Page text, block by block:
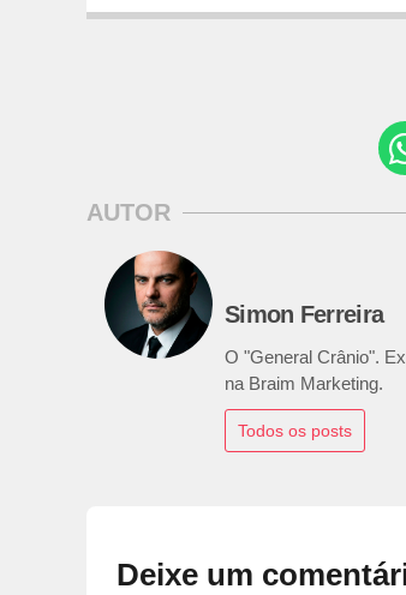
AUTOR
Simon Ferreira
O "General Crânio".
na Braim Marketing.
Todos os posts
Deixe um